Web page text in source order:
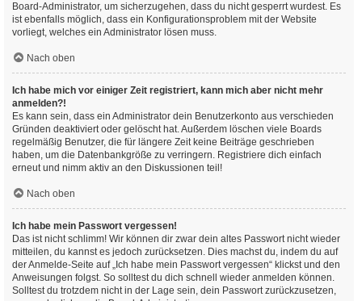
Board-Administrator, um sicherzugehen, dass du nicht gesperrt wurdest. Es
ist ebenfalls möglich, dass ein Konfigurationsproblem mit der Website
vorliegt, welches ein Administrator lösen muss.
Nach oben
Ich habe mich vor einiger Zeit registriert, kann mich aber nicht mehr
anmelden?!
Es kann sein, dass ein Administrator dein Benutzerkonto aus verschieden
Gründen deaktiviert oder gelöscht hat. Außerdem löschen viele Boards
regelmäßig Benutzer, die für längere Zeit keine Beiträge geschrieben
haben, um die Datenbankgröße zu verringern. Registriere dich einfach
erneut und nimm aktiv an den Diskussionen teil!
Nach oben
Ich habe mein Passwort vergessen!
Das ist nicht schlimm! Wir können dir zwar dein altes Passwort nicht wieder
mitteilen, du kannst es jedoch zurücksetzen. Dies machst du, indem du auf
der Anmelde-Seite auf „Ich habe mein Passwort vergessen“ klickst und den
Anweisungen folgst. So solltest du dich schnell wieder anmelden können.
Solltest du trotzdem nicht in der Lage sein, dein Passwort zurückzusetzen,